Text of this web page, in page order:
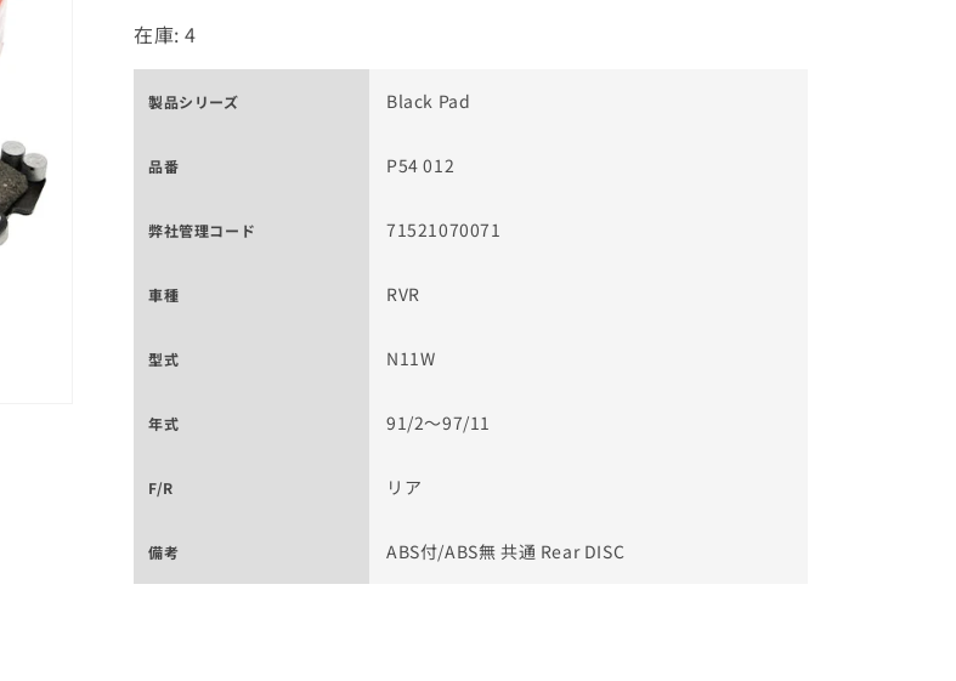
在庫: 4
製品シリーズ Black Pad
品番 P54 012
弊社管理コード 71521070071
車種 RVR
型式 N11W
年式 91/2～97/11
F/R リア
備考 ABS付/ABS無 共通 Rear DISC